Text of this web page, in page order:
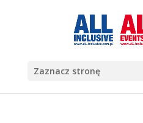
Zaznacz stronę